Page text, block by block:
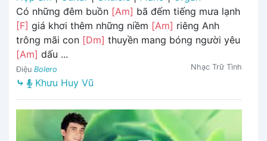
Có những đêm buồn [Am] bã đếm tiếng mưa lạnh
[F] giá khơi thêm những niềm [Am] riêng Anh
trông mãi con [Dm] thuyền mang bóng người yêu
[Am] dấu ...
Điệu Bolero Nhạc Trữ Tình
⤷ Khưu Huy Vũ